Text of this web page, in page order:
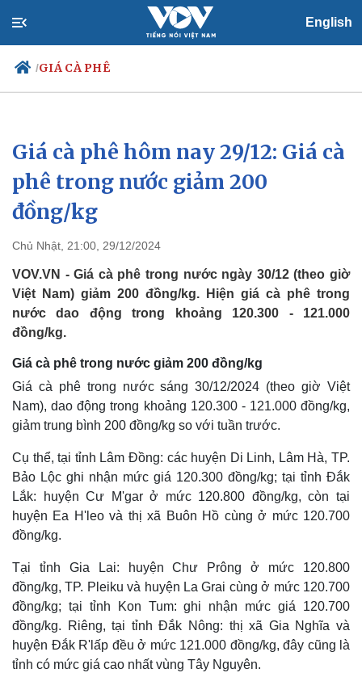
English
/GIÁ CÀ PHÊ
Chính trị
Đảng
Tổ chức nhân sự
Quốc hội
Nhận diện sự thật
Xã hội
Tin 24h
Dự báo thời tiết
Giá cà phê hôm nay 29/12: Giá cà
phê trong nước giảm 200
đồng/kg
Chủ Nhật, 21:00, 29/12/2024
VOV.VN - Giá cà phê trong nước ngày 30/12 (theo giờ
Việt Nam) giảm 200 đồng/kg. Hiện giá cà phê trong
nước dao động trong khoảng 120.300 - 121.000
đồng/kg.
Giá cà phê trong nước giảm 200 đồng/kg
Giá cà phê trong nước sáng 30/12/2024 (theo giờ Việt
Nam), dao động trong khoảng 120.300 - 121.000 đồng/kg,
giảm trung bình 200 đồng/kg so với tuần trước.
Cụ thể, tại tỉnh Lâm Đồng: các huyện Di Linh, Lâm Hà, TP.
Bảo Lộc ghi nhận mức giá 120.300 đồng/kg; tại tỉnh Đắk
Lắk: huyện Cư M'gar ở mức 120.800 đồng/kg, còn tại
huyện Ea H'leo và thị xã Buôn Hồ cùng ở mức 120.700
đồng/kg.
Tại tỉnh Gia Lai: huyện Chư Prông ở mức 120.800
đồng/kg, TP. Pleiku và huyện La Grai cùng ở mức 120.700
đồng/kg; tại tỉnh Kon Tum: ghi nhận mức giá 120.700
đồng/kg. Riêng, tại tỉnh Đắk Nông: thị xã Gia Nghĩa và
huyện Đắk R'lấp đều ở mức 121.000 đồng/kg, đây cũng là
tỉnh có mức giá cao nhất vùng Tây Nguyên.